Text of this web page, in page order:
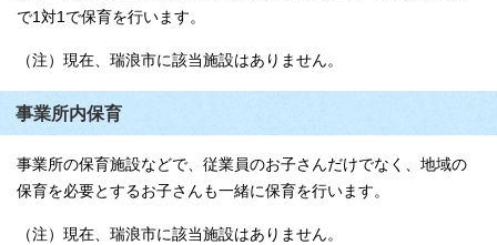
で1対1で保育を行います。
（注）現在、瑞浪市に該当施設はありません。
事業所内保育
事業所の保育施設などで、従業員のお子さんだけでなく、地域の
保育を必要とするお子さんも一緒に保育を行います。
（注）現在、瑞浪市に該当施設はありません。